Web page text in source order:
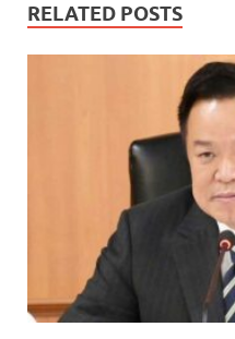
RELATED POSTS